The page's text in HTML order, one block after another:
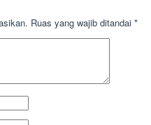
Ruas yang wajib ditandai *